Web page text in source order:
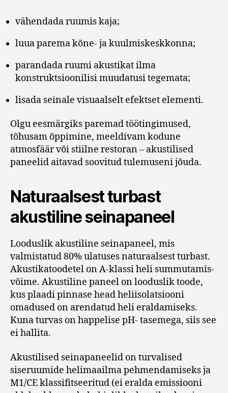
vähendada ruumis kaja;
luua parema kõne- ja kuulmiskeskkonna;
parandada ruumi akustikat ilma
konstruktsioonilisi muudatusi tegemata;
lisada seinale visuaalselt efektset elementi.
Olgu eesmärgiks paremad töötingimused,
tõhusam õppimine, meeldivam kodune
atmosfäär või stiilne restoran – akustilised
paneelid aitavad soovitud tulemuseni jõuda.
Naturaalsest turbast
akustiline seinapaneel
Looduslik akustiline seinapaneel, mis
valmistatud 80% ulatuses naturaalsest turbast.
Akustikatoodetel on A-klassi heli summutamis-
võime. Akustiline paneel on looduslik toode,
kus plaadi pinnase head heliisolatsiooni
omadused on arendatud heli eraldamiseks.
Kuna turvas on happelise pH- tasemega, siis see
ei hallita.
Akustilised seinapaneelid on turvalised
siseruumide helimaailma pehmendamiseks ja
M1/CE klassifitseeritud (ei eralda emissiooni